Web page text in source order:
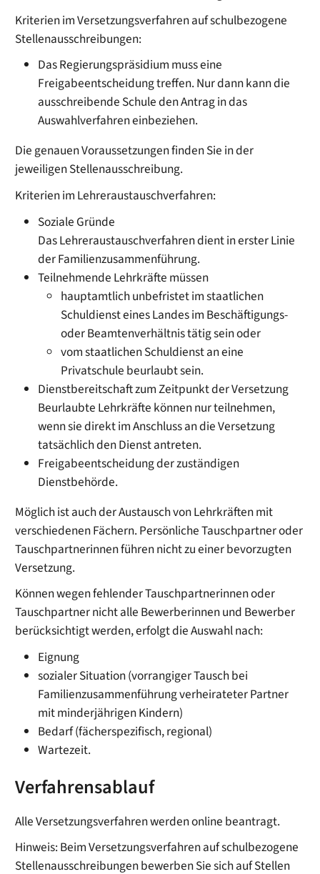
Kriterien im Versetzungsverfahren auf schulbezogene
Stellenausschreibungen:
Das Regierungspräsidium muss eine
Freigabeentscheidung treffen. Nur dann kann die
ausschreibende Schule den Antrag in das
Auswahlverfahren einbeziehen.
Die genauen Voraussetzungen finden Sie in der
jeweiligen Stellenausschreibung.
Kriterien im Lehreraustauschverfahren:
Soziale Gründe
Das Lehreraustauschverfahren dient in erster Linie
der Familienzusammenführung.
Teilnehmende Lehrkräfte müssen
hauptamtlich unbefristet im staatlichen
Schuldienst eines Landes im Beschäftigungs-
oder Beamtenverhältnis tätig sein oder
vom staatlichen Schuldienst an eine
Privatschule beurlaubt sein.
Dienstbereitschaft zum Zeitpunkt der Versetzung
Beurlaubte Lehrkräfte können nur teilnehmen,
wenn sie direkt im Anschluss an die Versetzung
tatsächlich den Dienst antreten.
Freigabeentscheidung der zuständigen
Dienstbehörde.
Möglich ist auch der Austausch von Lehrkräften mit
verschiedenen Fächern. Persönliche Tauschpartner oder
Tauschpartnerinnen führen nicht zu einer bevorzugten
Versetzung.
Können wegen fehlender Tauschpartnerinnen oder
Tauschpartner nicht alle Bewerberinnen und Bewerber
berücksichtigt werden, erfolgt die Auswahl nach:
Eignung
sozialer Situation (vorrangiger Tausch bei
Familienzusammenführung verheirateter Partner
mit minderjährigen Kindern)
Bedarf (fächerspezifisch, regional)
Wartezeit.
Verfahrensablauf
Alle Versetzungsverfahren werden online beantragt.
Hinweis: Beim Versetzungsverfahren auf schulbezogene
Stellenausschreibungen bewerben Sie sich auf Stellen